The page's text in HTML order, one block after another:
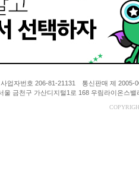
업자번호 206-81-21131 통신판매 제
울 금천구 가산디지털1로 168 우림라이온